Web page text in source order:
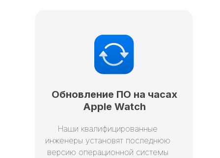
Наши квалифицированные
инженеры установят последнюю
версию операционной системы
Обновление ПО на часах
Apple Watch